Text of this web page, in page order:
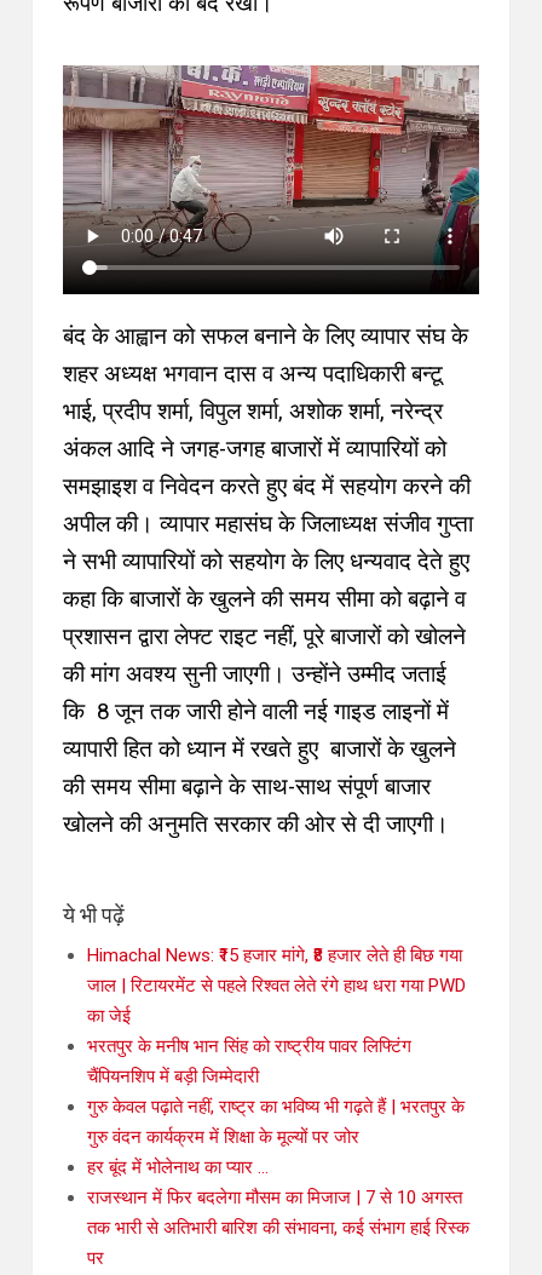
बंद के आह्वान को सफल बनाने के लिए व्यापार संघ के
शहर अध्यक्ष भगवान दास व अन्य पदाधिकारी बन्टू
भाई, प्रदीप शर्मा, विपुल शर्मा, अशोक शर्मा, नरेन्द्र
अंकल आदि ने जगह-जगह बाजारों में व्यापारियों को
समझाइश व निवेदन करते हुए बंद में सहयोग करने की
अपील की। व्यापार महासंघ के जिलाध्यक्ष संजीव गुप्ता
ने सभी व्यापारियों को सहयोग के लिए धन्यवाद देते हुए
कहा कि बाजारों के खुलने की समय सीमा को बढ़ाने व
प्रशासन द्वारा लेफ्ट राइट नहीं, पूरे बाजारों को खोलने
की मांग अवश्य सुनी जाएगी। उन्होंने उम्मीद जताई
कि 8 जून तक जारी होने वाली नई गाइड लाइनों में
व्यापारी हित को ध्यान में रखते हुए बाजारों के खुलने
की समय सीमा बढ़ाने के साथ-साथ संपूर्ण बाजार
खोलने की अनुमति सरकार की ओर से दी जाएगी।
ये भी पढ़ें
Himachal News: ₹15 हजार मांगे, ₹8 हजार लेते ही बिछ गया
जाल | रिटायरमेंट से पहले रिश्वत लेते रंगे हाथ धरा गया PWD
का जेई
भरतपुर के मनीष भान सिंह को राष्ट्रीय पावर लिफ्टिंग
चैंपियनशिप में बड़ी जिम्मेदारी
गुरु केवल पढ़ाते नहीं, राष्ट्र का भविष्य भी गढ़ते हैं | भरतपुर के
गुरु वंदन कार्यक्रम में शिक्षा के मूल्यों पर जोर
हर बूंद में भोलेनाथ का प्यार …
राजस्थान में फिर बदलेगा मौसम का मिजाज | 7 से 10 अगस्त
तक भारी से अतिभारी बारिश की संभावना, कई संभाग हाई रिस्क
पर